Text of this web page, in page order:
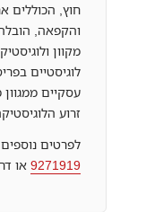
חוץ, הכוללים
והקפאה,
לוגיסטיים
עסקיים
זרוע
לפרטים נוספים
9271919או